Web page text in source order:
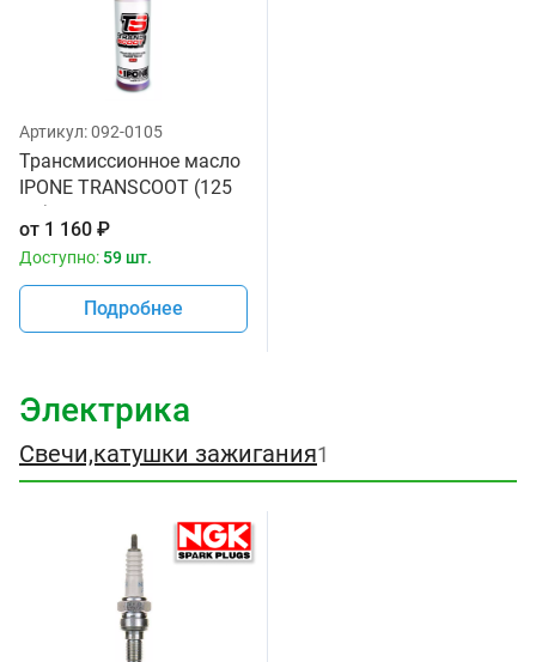
Артикул:092-0105
Трансмиссионное масло
IPONE TRANSCOOT (125
мл) для скутеров
от 1 160 ₽
Доступно: 59 шт.
Подробнее
Электрика
Свечи,катушки зажигания1